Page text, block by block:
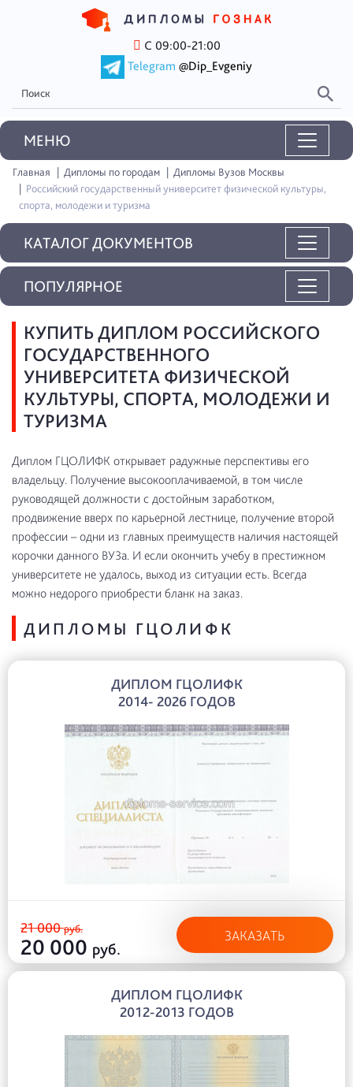
С 09:00-21:00
Telegram @Dip_Evgeniy
MEНЮ
Главная Дипломы по городам
Дипломы Вузов Москвы
Российский государственный университет физической культуры,
спорта, молодежи и туризма
КАТАЛОГ ДОКУМЕНТОВ
КУПИТЬ ДИПЛОМ РОССИЙСКОГО
ГОСУДАРСТВЕННОГО
УНИВЕРСИТЕТА ФИЗИЧЕСКОЙ
КУЛЬТУРЫ, СПОРТА, МОЛОДЕЖИ И
ТУРИЗМА
Диплом ГЦОЛИФК открывает радужные перспективы его
владельцу. Получение высокооплачиваемой, в том числе
руководящей должности с достойным заработком,
продвижение вверх по карьерной лестнице, получение второй
профессии – одни из главных преимуществ наличия настоящей
корочки данного ВУЗа. И если окончить учебу в престижном
университете не удалось, выход из ситуации есть. Всегда
можно недорого приобрести бланк на заказ.
ДИПЛОМЫ ГЦОЛИФК
ДИПЛОМ ГЦОЛИФК
2014- 2026 ГОДОВ
21 000руб.
20 000 руб.
ЗАКАЗАТЬ
ДИПЛОМ ГЦОЛИФК
2012-2013 ГОДОВ
ПОПУЛЯРНОЕ